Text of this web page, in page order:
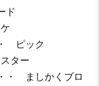
ド
ピック
ター
・ ましかくブロ